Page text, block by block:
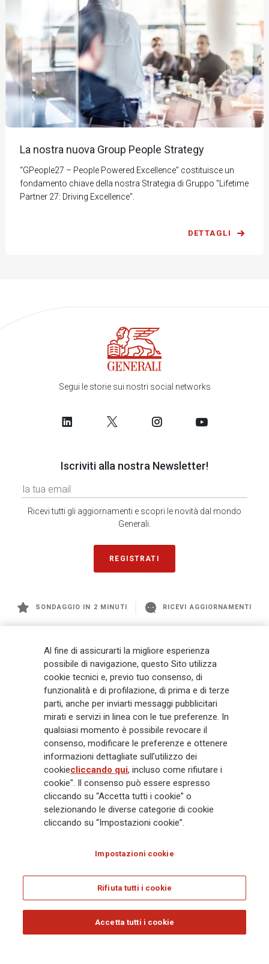
La nostra nuova Group People Strategy
“GPeople27 – People Powered Excellence” costituisce un
fondamento chiave della nostra Strategia di Gruppo "Lifetime
Partner 27: Driving Excellence".
DETTAGLI
Segui le storie sui nostri social networks
Iscriviti alla nostra Newsletter!
Ricevi tutti gli aggiornamenti e scopri le novità dal mondo
Generali.
REGISTRATI
SONDAGGIO IN 2 MINUTI RICEVI AGGIORNAMENTI
management a livello globale, con premi complessivi pari a € 98,1
miliardi e € 900 miliardi di AUM nel 2025. Fondato nel 1831, con oltre 88
mila dipendenti e 163 mila agenti che servono 75 milioni di clienti, il
Gruppo ha una posizione di leadership in Europa e una presenza
crescente in Asia e America. Al centro della strategia di Generali c'è il suo
impegno Lifetime Partner verso i clienti, realizzato attraverso soluzioni
innovative e personalizzate, un'esperienza cliente di prima classe e le sue
capacità di distribuzione globale digitalizzata. Il Gruppo ha
completamente integrato la sostenibilità in tutte le scelte strategiche, con
l'obiettivo di creare valore per tutti gli stakeholder mentre costruisce una
società più equa e resiliente.
Legal Info Cookie Policy Privacy & GDPR
Al fine di assicurarti la migliore esperienza
possibile di navigazione, questo Sito utilizza
cookie tecnici e, previo tuo consenso, di
funzionalità e di profilazione, di prima e di terze
parti, anche per inviarti messaggi pubblicitari
mirati e servizi in linea con le tue preferenze. In
qualsiasi momento è possibile revocare il
consenso, modificare le preferenze e ottenere
informazioni dettagliate sull’utilizzo dei
cookiecliccando qui, incluso come rifiutare i
cookie". Il consenso può essere espresso
cliccando su “Accetta tutti i cookie” o
selezionando le diverse categorie di cookie
cliccando su “Impostazioni cookie”.
Impostazioni cookie
Rifiuta tutti i cookie
Accetta tutti i cookie